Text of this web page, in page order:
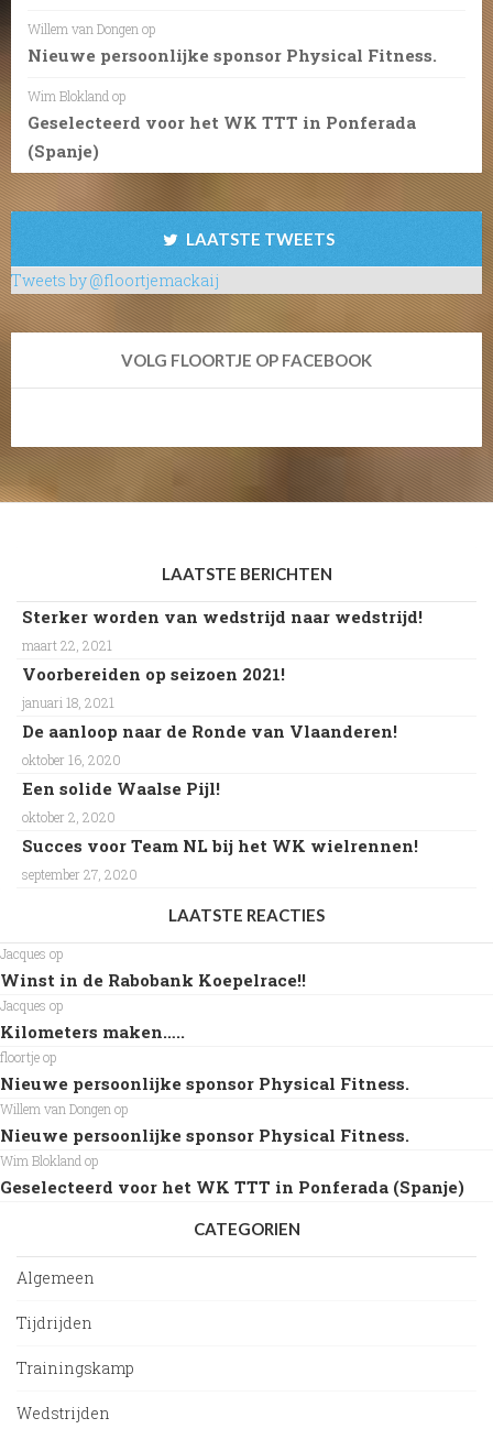
Willem van Dongen op
Nieuwe persoonlijke sponsor Physical Fitness.
Wim Blokland op
Geselecteerd voor het WK TTT in Ponferada
(Spanje)
LAATSTE TWEETS
Tweets by @floortjemackaij
VOLG FLOORTJE OP FACEBOOK
LAATSTE BERICHTEN
Sterker worden van wedstrijd naar wedstrijd!
maart 22, 2021
Voorbereiden op seizoen 2021!
januari 18, 2021
De aanloop naar de Ronde van Vlaanderen!
oktober 16, 2020
Een solide Waalse Pijl!
oktober 2, 2020
Succes voor Team NL bij het WK wielrennen!
september 27, 2020
LAATSTE REACTIES
Jacques op
Winst in de Rabobank Koepelrace!!
Jacques op
Kilometers maken…..
floortjeop
Nieuwe persoonlijke sponsor Physical Fitness.
Willem van Dongen op
Nieuwe persoonlijke sponsor Physical Fitness.
Wim Blokland op
Geselecteerd voor het WK TTT in Ponferada (Spanje)
CATEGORIEN
Algemeen
Tijdrijden
Trainingskamp
Wedstrijden